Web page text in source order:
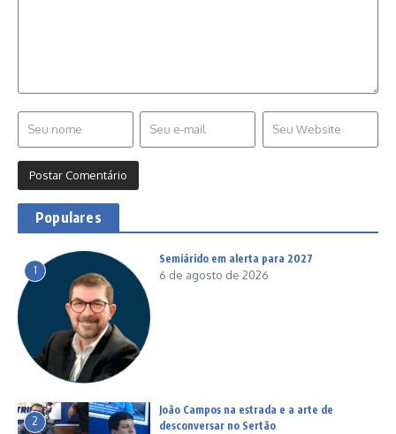
Populares
1
Semiárido em alerta para 2027
6 de agosto de 2026
2
João Campos na estrada e a arte de
desconversar no Sertão